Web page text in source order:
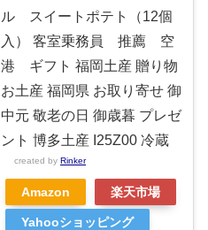
ル スイートポテト（12個
入） 客室乗務員 推薦 空
港 ギフト 福岡土産 贈り物
お土産 福岡県 お取り寄せ 御
中元 敬老の日 御歳暮 プレゼ
ント 博多土産 I25Z00 冷蔵
created by Rinker
Amazon 楽天市場
Yahooショッピング